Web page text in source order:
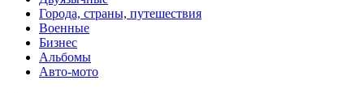
Города, страны, путешествия
Военные
Бизнес
Альбомы
Авто-мото